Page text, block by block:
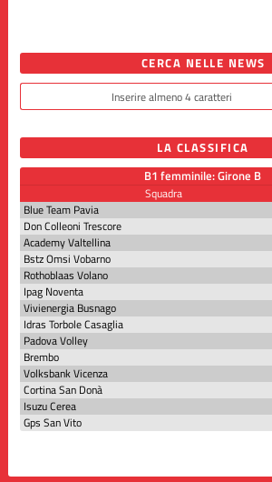
CERCA NELLE NEWS
LA CLASSIFICA
B1 femminile: Girone B
Squadra
Blue Team Pavia
Don Colleoni Trescore
Academy Valtellina
Bstz Omsi Vobarno
Rothoblaas Volano
Ipag Noventa
Vivienergia Busnago
Idras Torbole Casaglia
Padova Volley
Brembo
Volksbank Vicenza
Cortina San Donà
Isuzu Cerea
Gps San Vito